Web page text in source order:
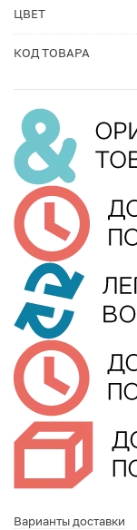
ЦВЕТ
КОД ТОВАРА
Варианты доставки